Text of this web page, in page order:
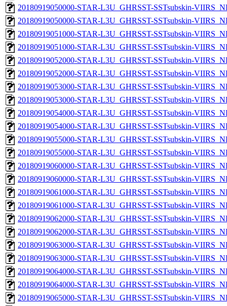
20180919050000-STAR-L3U_GHRSST-SSTsubskin-
20180919050000-STAR-L3U_GHRSST-SSTsubskin-
20180919051000-STAR-L3U_GHRSST-SSTsubskin-
20180919051000-STAR-L3U_GHRSST-SSTsubskin-
20180919052000-STAR-L3U_GHRSST-SSTsubskin-
20180919052000-STAR-L3U_GHRSST-SSTsubskin-
20180919053000-STAR-L3U_GHRSST-SSTsubskin-
20180919053000-STAR-L3U_GHRSST-SSTsubskin-
20180919054000-STAR-L3U_GHRSST-SSTsubskin-
20180919054000-STAR-L3U_GHRSST-SSTsubskin-
20180919055000-STAR-L3U_GHRSST-SSTsubskin-
20180919055000-STAR-L3U_GHRSST-SSTsubskin-
20180919060000-STAR-L3U_GHRSST-SSTsubskin-
20180919060000-STAR-L3U_GHRSST-SSTsubskin-
20180919061000-STAR-L3U_GHRSST-SSTsubskin-
20180919061000-STAR-L3U_GHRSST-SSTsubskin-
20180919062000-STAR-L3U_GHRSST-SSTsubskin-
20180919062000-STAR-L3U_GHRSST-SSTsubskin-
20180919063000-STAR-L3U_GHRSST-SSTsubskin-
20180919063000-STAR-L3U_GHRSST-SSTsubskin-
20180919064000-STAR-L3U_GHRSST-SSTsubskin-
20180919064000-STAR-L3U_GHRSST-SSTsubskin-
20180919065000-STAR-L3U_GHRSST-SSTsubskin-